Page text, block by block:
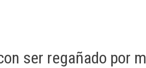
ser regañado por